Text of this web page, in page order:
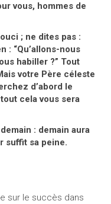
vous, hommes de
; ne dites pas :
: “Qu’allons-nous
habiller ?” Tout
votre Père céleste
d’abord le
cela vous sera
: demain aura
suffit sa peine.
sur le succès dans